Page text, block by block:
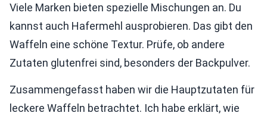
Viele Marken bieten spezielle Mischungen an. Du
kannst auch Hafermehl ausprobieren. Das gibt den
Waffeln eine schöne Textur. Prüfe, ob andere
Zutaten glutenfrei sind, besonders der Backpulver.
Zusammengefasst haben wir die Hauptzutaten für
leckere Waffeln betrachtet. Ich habe erklärt, wie